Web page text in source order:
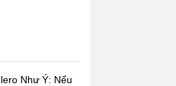
Như Ý: Nếu